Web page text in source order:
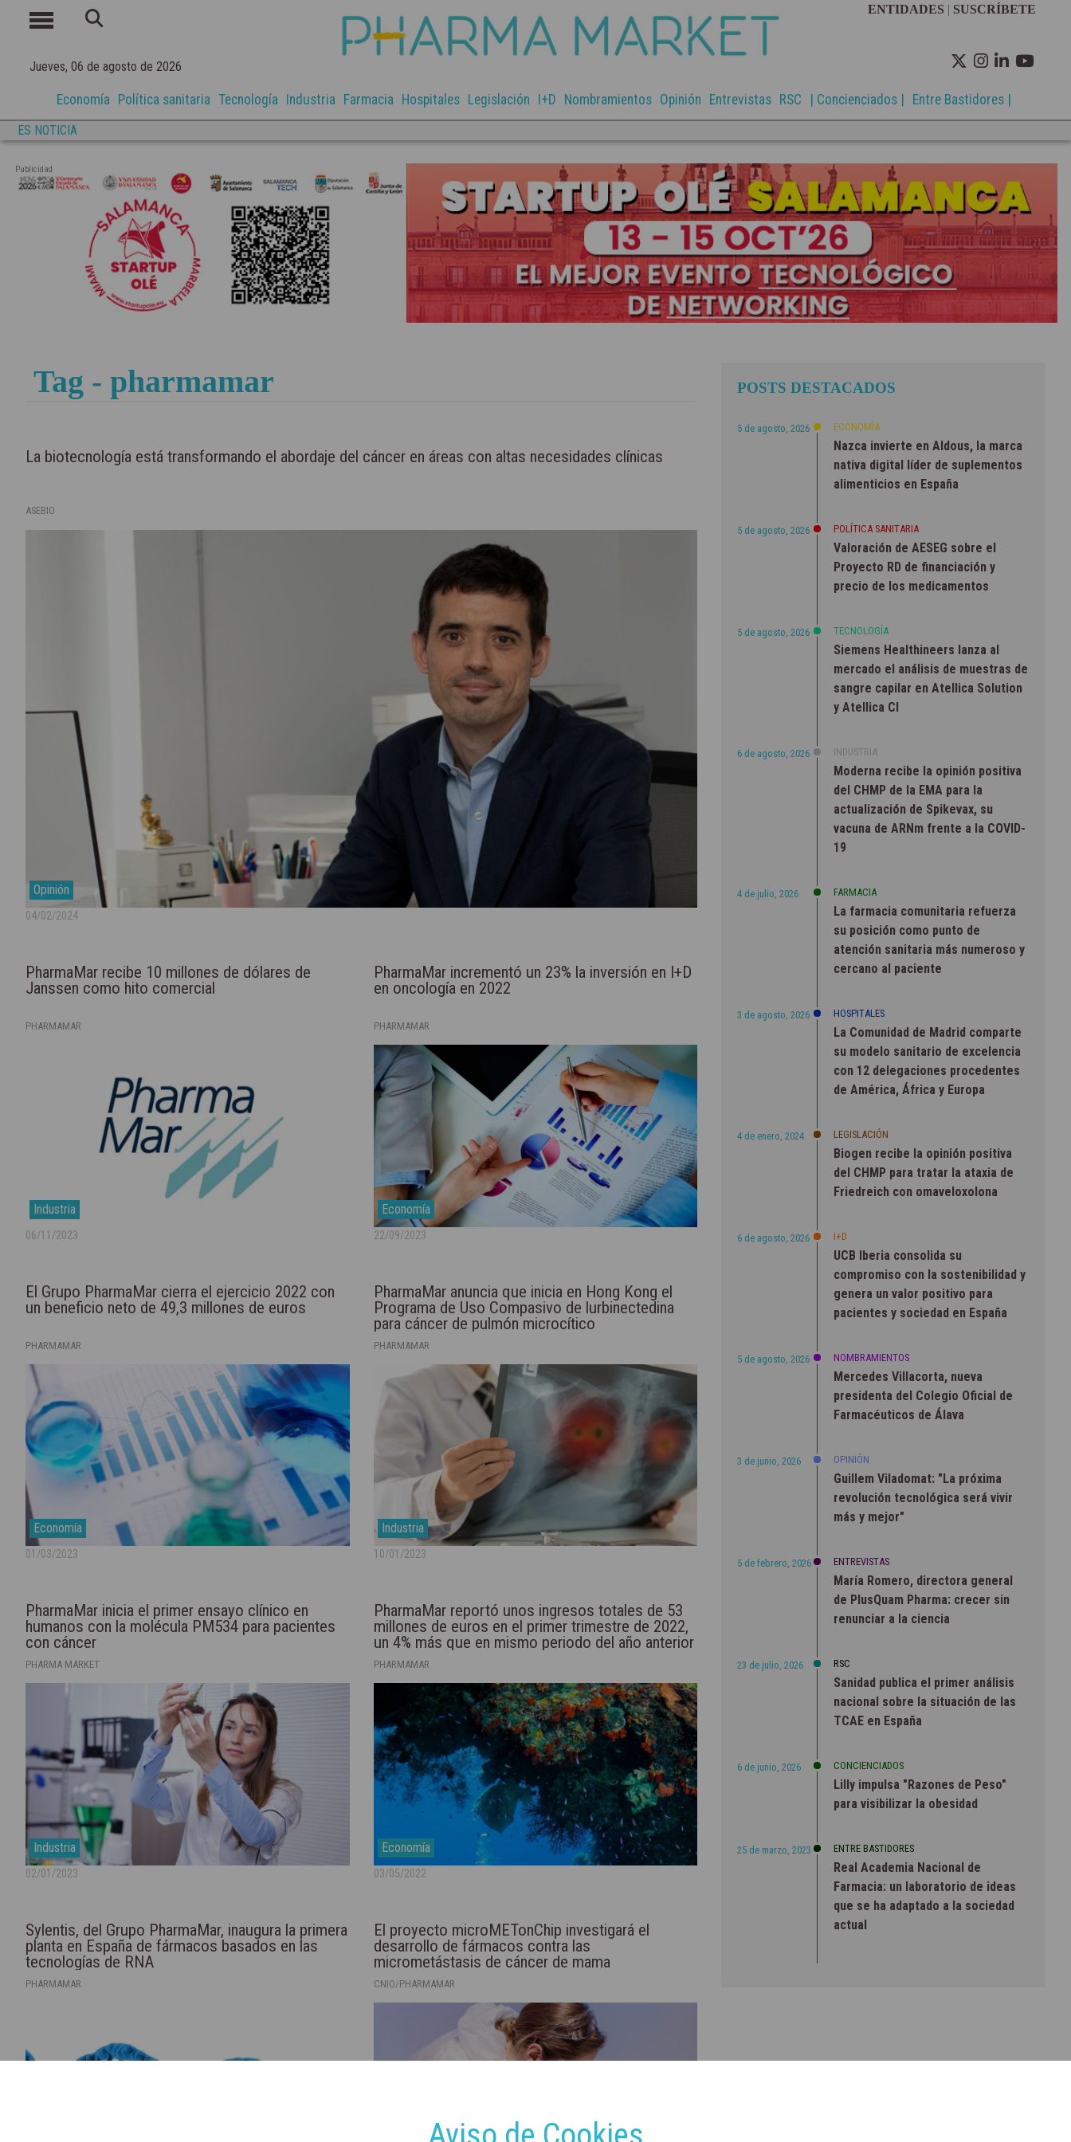
Jueves, 06 de agosto de 2026
ENTIDADES | SUSCRÍBETE
Economía Política sanitaria Tecnología Industria Farmacia Hospitales Legislación I+D Nombramientos Opinión Entrevistas RSC | Concienciados | Entre Bastidores |
ES NOTICIA
Publicidad
Tag - pharmamar
La biotecnología está transformando el abordaje del cáncer en áreas con altas necesidades clínicas
ASEBIO
Opinión
04/02/2024
PharmaMar recibe 10 millones de dólares de
Janssen como hito comercial
PHARMAMAR
Industria
06/11/2023
PharmaMar incrementó un 23% la inversión en I+D
en oncología en 2022
PHARMAMAR
Economía
22/09/2023
El Grupo PharmaMar cierra el ejercicio 2022 con
un beneficio neto de 49,3 millones de euros
PHARMAMAR
Economía
01/03/2023
PharmaMar anuncia que inicia en Hong Kong el
Programa de Uso Compasivo de lurbinectedina
para cáncer de pulmón microcítico
PHARMAMAR
Industria
10/01/2023
PharmaMar inicia el primer ensayo clínico en
humanos con la molécula PM534 para pacientes
con cáncer
PHARMA MARKET
Industria
02/01/2023
PharmaMar reportó unos ingresos totales de 53
millones de euros en el primer trimestre de 2022,
un 4% más que en mismo periodo del año anterior
PHARMAMAR
Economía
03/05/2022
Sylentis, del Grupo PharmaMar, inaugura la primera
planta en España de fármacos basados en las
tecnologías de RNA
PHARMAMAR
El proyecto microMETonChip investigará el
desarrollo de fármacos contra las
micrometástasis de cáncer de mama
CNIO/PHARMAMAR
POSTS DESTACADOS
5 de agosto, 2026 ECONOMÍA
Nazca invierte en Aldous, la marca
nativa digital líder de suplementos
alimenticios en España
5 de agosto, 2026 POLÍTICA SANITARIA
Valoración de AESEG sobre el
Proyecto RD de financiación y
precio de los medicamentos
5 de agosto, 2026 TECNOLOGÍA
Siemens Healthineers lanza al
mercado el análisis de muestras de
sangre capilar en Atellica Solution
y Atellica CI
6 de agosto, 2026 INDUSTRIA
Moderna recibe la opinión positiva
del CHMP de la EMA para la
actualización de Spikevax, su
vacuna de ARNm frente a la COVID-
19
4 de julio, 2026 FARMACIA
La farmacia comunitaria refuerza
su posición como punto de
atención sanitaria más numeroso y
cercano al paciente
3 de agosto, 2026 HOSPITALES
La Comunidad de Madrid comparte
su modelo sanitario de excelencia
con 12 delegaciones procedentes
de América, África y Europa
4 de enero, 2024 LEGISLACIÓN
Biogen recibe la opinión positiva
del CHMP para tratar la ataxia de
Friedreich con omaveloxolona
6 de agosto, 2026 I+D
UCB Iberia consolida su
compromiso con la sostenibilidad y
genera un valor positivo para
pacientes y sociedad en España
5 de agosto, 2026 NOMBRAMIENTOS
Mercedes Villacorta, nueva
presidenta del Colegio Oficial de
Farmacéuticos de Álava
3 de junio, 2026 OPINIÓN
Guillem Viladomat: "La próxima
revolución tecnológica será vivir
más y mejor"
5 de febrero, 2026 ENTREVISTAS
María Romero, directora general
de PlusQuam Pharma: crecer sin
renunciar a la ciencia
23 de julio, 2026 RSC
Sanidad publica el primer análisis
nacional sobre la situación de las
TCAE en España
6 de junio, 2026 CONCIENCIADOS
Lilly impulsa "Razones de Peso"
para visibilizar la obesidad
25 de marzo, 2023 ENTRE BASTIDORES
Real Academia Nacional de
Farmacia: un laboratorio de ideas
que se ha adaptado a la sociedad
actual